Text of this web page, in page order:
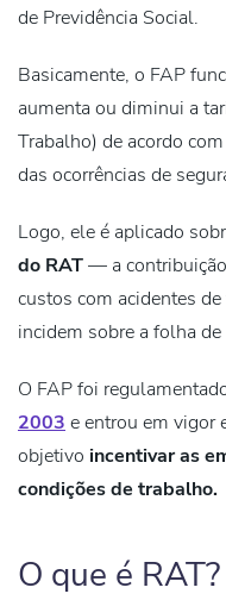
de Previdência Social.
Basicamente, o FAP
aumenta ou diminui a
Trabalho) de acordo
das ocorrências de
Logo, ele é aplicado
do RAT— a
custos com acidentes
incidem sobre a folha
O FAP foi
2003 e entrou em vigor
objetivo incentivar as
condições de trabalho.
O que é RAT?